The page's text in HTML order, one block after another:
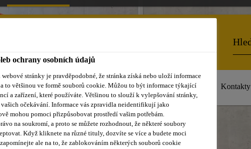
Dokumenty ke stažení O nás Aktuality Události Kontakty
ochrany osobních údajů
stránky je pravděpodobné, že stránka získá nebo uloží informace
to většinou ve formě souborů cookie. Můžou to být informace týkající
a zařízení, které používáte. Většinou to slouží k vylepšování stránky,
očekávání. Informace vás zpravidla neidentifikují jako
mohou pomoci přizpůsobovat prostředí vašim potřebám.
na soukromí, a proto se můžete rozhodnout, že některé soubory
Když kliknete na různé tituly, dozvíte se více a budete moci
ale na to, že zablokováním některých souborů cookie